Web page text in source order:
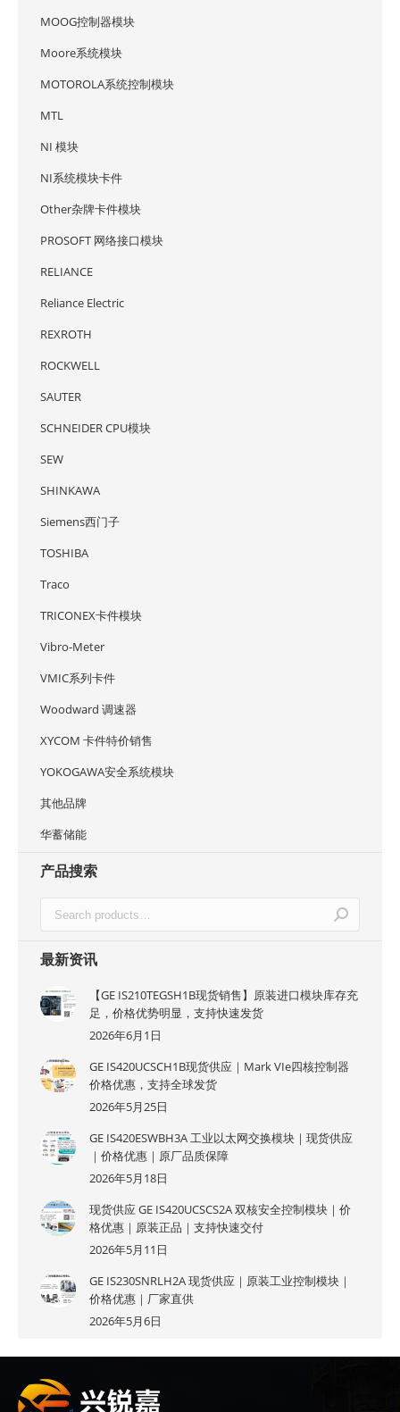
MOOG控制器模块
Moore系统模块
MOTOROLA系统控制模块
MTL
NI 模块
NI系统模块卡件
Other杂牌卡件模块
PROSOFT 网络接口模块
RELIANCE
Reliance Electric
REXROTH
ROCKWELL
SAUTER
SCHNEIDER CPU模块
SEW
SHINKAWA
Siemens西门子
TOSHIBA
Traco
TRICONEX卡件模块
Vibro-Meter
VMIC系列卡件
Woodward 调速器
XYCOM 卡件特价销售
YOKOGAWA安全系统模块
其他品牌
华蓄储能
产品搜索
最新资讯
【GE IS210TEGSH1B现货销售】原装进口模块库存充
足，价格优势明显，支持快速发货
2026年6月1日
GE IS420UCSCH1B现货供应｜Mark VIe四核控制器
价格优惠，支持全球发货
2026年5月25日
GE IS420ESWBH3A 工业以太网交换模块｜现货供应
｜价格优惠｜原厂品质保障
2026年5月18日
现货供应 GE IS420UCSCS2A 双核安全控制模块｜价
格优惠｜原装正品｜支持快速交付
2026年5月11日
GE IS230SNRLH2A 现货供应｜原装工业控制模块｜
价格优惠｜厂家直供
2026年5月6日